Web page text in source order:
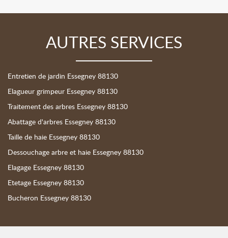
AUTRES SERVICES
Entretien de jardin Essegney 88130
Elagueur grimpeur Essegney 88130
Traitement des arbres Essegney 88130
Abattage d'arbres Essegney 88130
Taille de haie Essegney 88130
Dessouchage arbre et haie Essegney 88130
Elagage Essegney 88130
Etetage Essegney 88130
Bucheron Essegney 88130